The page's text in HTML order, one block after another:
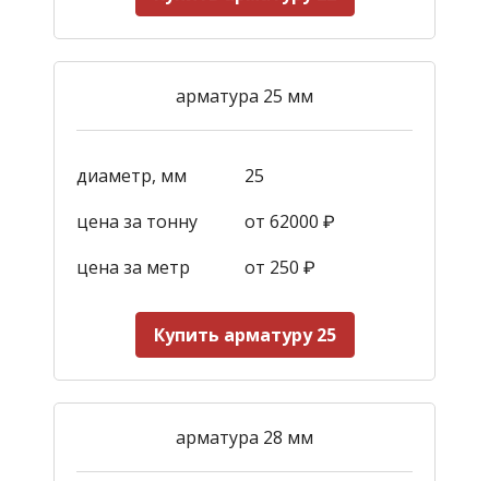
арматура 25 мм
диаметр, мм
25
цена за тонну
от 62000 ₽
цена за метр
от 250 ₽
Купить арматуру 25
арматура 28 мм